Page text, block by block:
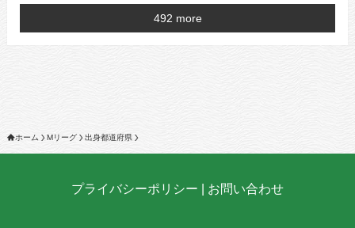
492 more
ホーム Mリーグ 出身都道府県
プライバシーポリシー | お問い合わせ